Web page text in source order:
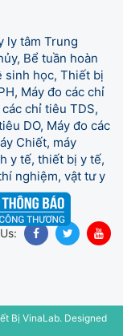
ly tâm Trung
Bể tuần hoàn
sinh học, Thiết bị
Máy đo các chỉ
chỉ tiêu TDS,
DO, Máy đo các
Chiết, máy
y tế, thiết bị y tế,
nghiệm, vật tư y
Bị VinaLab. Designed